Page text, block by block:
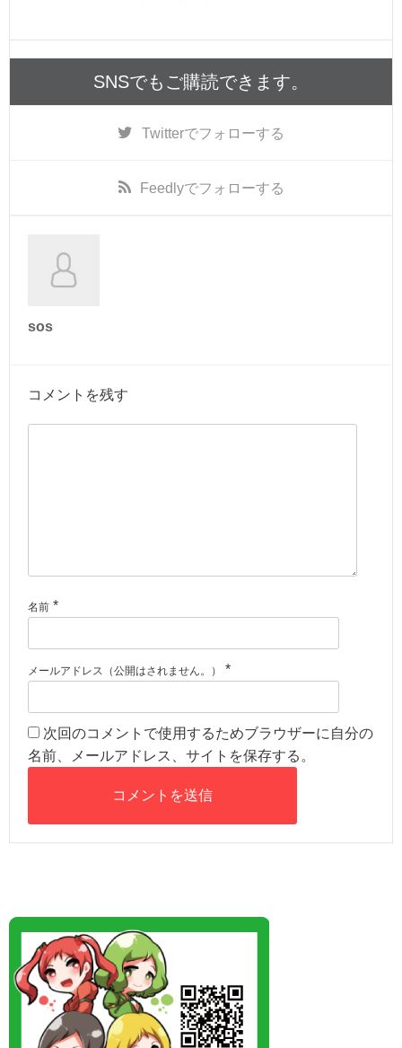
SNSでもご購読できます。
Twitterでフォローする
Feedlyでフォローする
sos
コメントを残す
名前 *
メールアドレス（公開はされません。） *
次回のコメントで使用するためブラウザーに自分の
名前、メールアドレス、サイトを保存する。